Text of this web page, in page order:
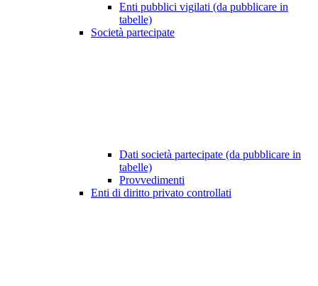
Enti pubblici vigilati (da pubblicare in
tabelle)
Società partecipate
Dati società partecipate (da pubblicare in
tabelle)
Provvedimenti
Enti di diritto privato controllati